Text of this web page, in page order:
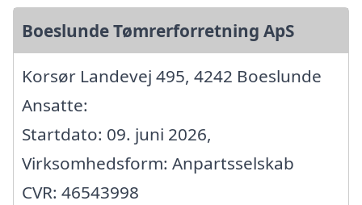
Boeslunde Tømrerforretning ApS
Korsør Landevej 495, 4242 Boeslunde
Ansatte:
Startdato: 09. juni 2026,
Virksomhedsform: Anpartsselskab
CVR: 46543998